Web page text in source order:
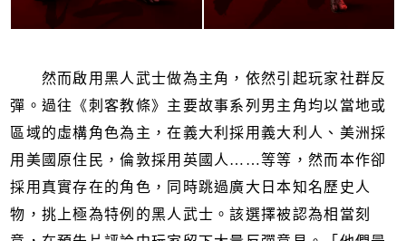
然而啟用黑人武士做為主角，依然引起玩家社群反
彈。過往《刺客教條》主要故事系列男主角均以當地或
區域的虛構角色為主，在義大利採用義大利人、美洲採
用美國原住民，倫敦採用英國人……等等，然而本作卻
採用真實存在的角色，同時跳過廣大日本知名歷史人
物，挑上極為特例的黑人武士。該選擇被認為相當刻